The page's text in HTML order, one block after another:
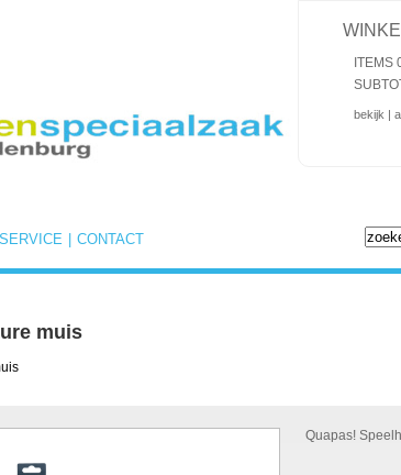
ITEMS
bekijk |
CONTACT
muis
Quapas!